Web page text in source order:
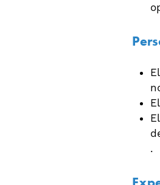
.